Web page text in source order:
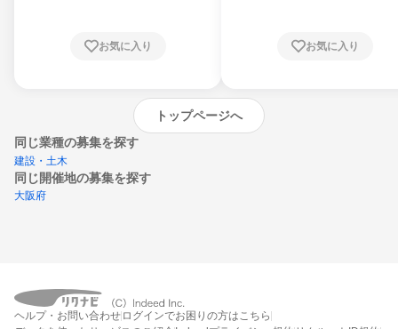
お気に入り お気に入り
トップページへ
同じ業種の募集を探す
建設・土木
同じ開催地の募集を探す
大阪府
エントリーするとプログラムの詳細案内を
受け取れるようになります
ヘルプ・お問い合わせ ログインでお困りの方はこちら